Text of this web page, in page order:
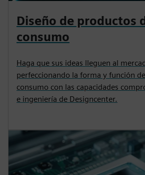
Diseño de productos
consumo
Haga que sus ideas lleguen al
perfeccionando la forma y función
consumo con las capacidades
e ingeniería de Designcenter.